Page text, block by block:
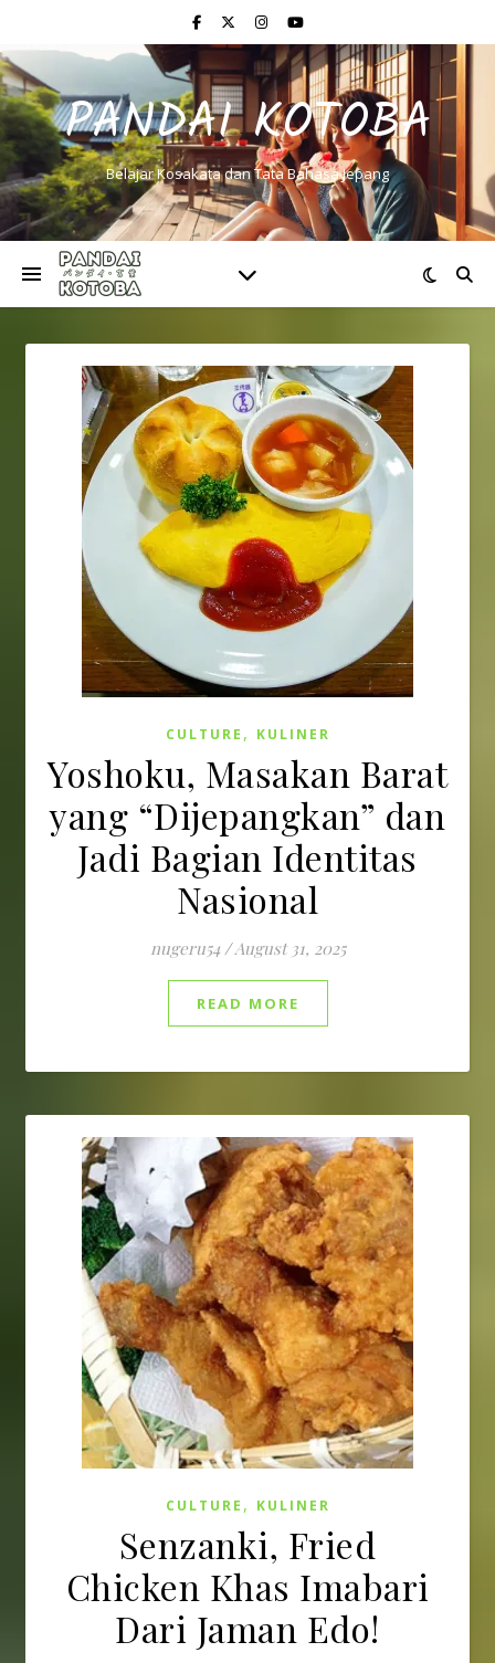
PANDAI KOTOBA
Belajar Kosakata dan Tata Bahasa Jepang
CULTURE , KULINER
Yoshoku, Masakan Barat
yang “Dijepangkan” dan
Jadi Bagian Identitas
Nasional
nugeru54 /August 31, 2025
READ MORE
CULTURE , KULINER
Senzanki, Fried
Chicken Khas Imabari
Dari Jaman Edo!